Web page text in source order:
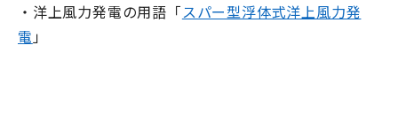
・洋上風力発電の用語「スパー型浮体式洋上風力発
電」